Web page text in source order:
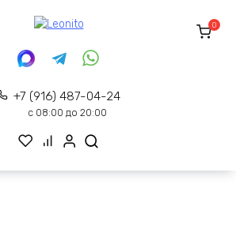
+7 (916) 487-04-24
с 08:00 до 20:00
0